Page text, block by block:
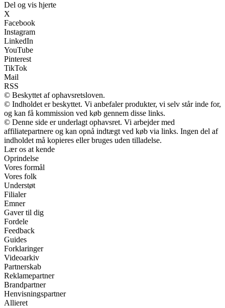
Del og vis hjerte
X
Facebook
Instagram
LinkedIn
YouTube
Pinterest
TikTok
Mail
RSS
© Beskyttet af ophavsretsloven.
© Indholdet er beskyttet. Vi anbefaler produkter, vi selv står inde for,
og kan få kommission ved køb gennem disse links.
© Denne side er underlagt ophavsret. Vi arbejder med
affiliatepartnere og kan opnå indtægt ved køb via links. Ingen del af
indholdet må kopieres eller bruges uden tilladelse.
Lær os at kende
Oprindelse
Vores formål
Vores folk
Understøt
Filialer
Emner
Gaver til dig
Fordele
Feedback
Guides
Forklaringer
Videoarkiv
Partnerskab
Reklamepartner
Brandpartner
Henvisningspartner
Allieret